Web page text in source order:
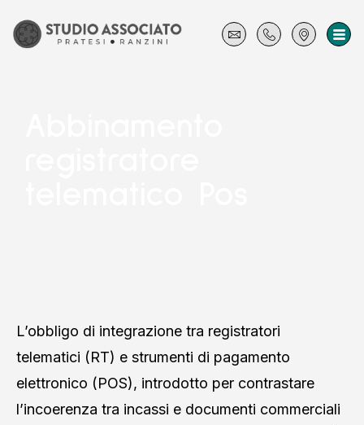
L’obbligo di integrazione tra registratori
telematici (RT) e strumenti di pagamento
elettronico (POS), introdotto per contrastare
l’incoerenza tra incassi e documenti commerciali